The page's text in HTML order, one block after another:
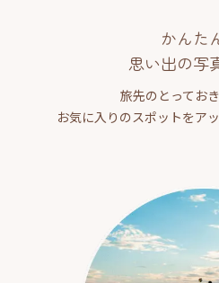
かんた
思い出の写
旅先のとってお
お気に入りのスポットをア